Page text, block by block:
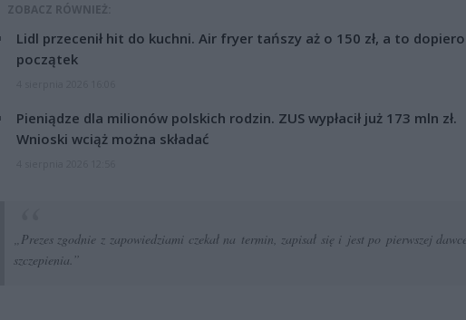
ZOBACZ RÓWNIEŻ:
Lidl przecenił hit do kuchni. Air fryer tańszy aż o 150 zł, a to dopiero
początek
Pieniądze dla milionów polskich rodzin. ZUS wypłacił już 173 mln zł.
Wnioski wciąż można składać
„Prezes zgodnie z zapowiedziami czekał na termin, zapisał się i jest po pierwszej dawce
szczepienia.”